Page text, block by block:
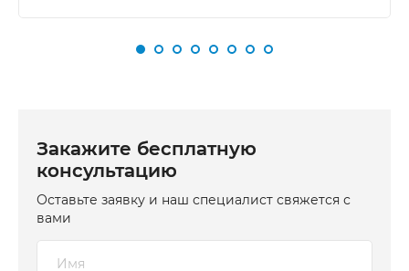
Закажите бесплатную
консультацию
Оставьте заявку и наш специалист свяжется с
вами